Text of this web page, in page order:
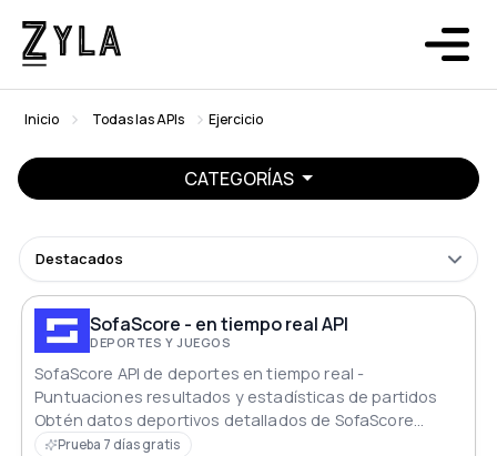
Inicio Todas las APIs Ejercicio
CATEGORÍAS
Destacados
SofaScore - en tiempo real API
DEPORTES Y JUEGOS
SofaScore API de deportes en tiempo real -
Puntuaciones resultados y estadísticas de partidos
Obtén datos deportivos detallados de SofaScore
incluyendo puntuaciones en tiempo real de fútbol
Prueba 7 días gratis